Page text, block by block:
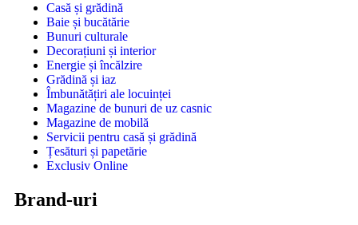
Casă și grădină
Baie și bucătărie
Bunuri culturale
Decorațiuni și interior
Energie și încălzire
Grădină și iaz
Îmbunătățiri ale locuinței
Magazine de bunuri de uz casnic
Magazine de mobilă
Servicii pentru casă și grădină
Țesături și papetărie
Exclusiv Online
Brand-uri